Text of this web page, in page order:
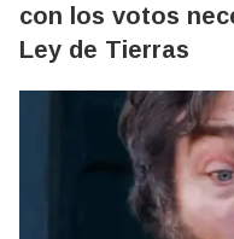
con los votos
Ley de Tierras